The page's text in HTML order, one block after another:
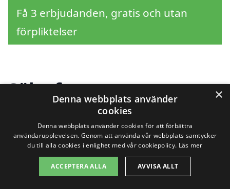
Få 3 erbjudanden, gratis och utan
förpliktelser
Sök efter en
professionell för
bergvärme i andra
städer nära Sysslebäck
×
Denna webbplats använder
cookies
Denna webbplats använder cookies för att förbättra
användarupplevelsen. Genom att använda vår webbplats samtycker
du till alla cookies i enlighet med vår cookiepolicy. Läs mer
ACCEPTERA ALLA AVVISA ALLT